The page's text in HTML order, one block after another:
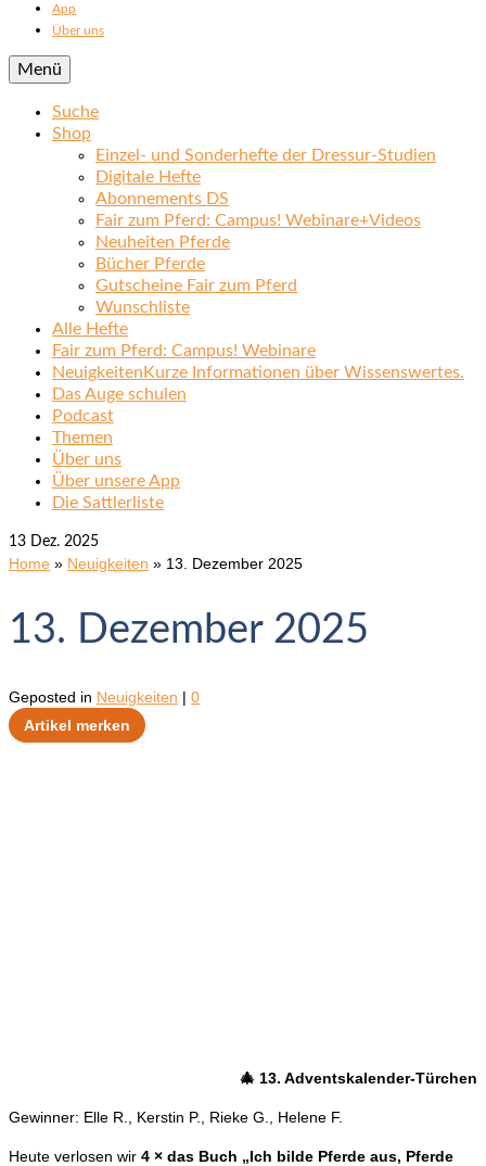
App
Über uns
Menü
Suche
Shop
Einzel- und Sonderhefte der Dressur-Studien
Digitale Hefte
Abonnements DS
Fair zum Pferd: Campus! Webinare+Videos
Neuheiten Pferde
Bücher Pferde
Gutscheine Fair zum Pferd
Wunschliste
Alle Hefte
Fair zum Pferd: Campus! Webinare
Neuigkeiten Kurze Informationen über Wissenswertes.
Das Auge schulen
Podcast
Themen
Über uns
Über unsere App
Die Sattlerliste
13 Dez. 2025
Home » Neuigkeiten » 13. Dezember 2025
13. Dezember 2025
Geposted in Neuigkeiten | 0
Artikel merken
🎄 13. Adventskalender-Türchen
Gewinner: Elle R., Kerstin P., Rieke G., Helene F.
Heute verlosen wir 4 × das Buch „Ich bilde Pferde aus, Pferde